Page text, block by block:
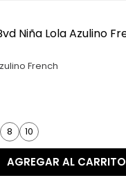
French
8 10
AGREGAR AL CARRITO